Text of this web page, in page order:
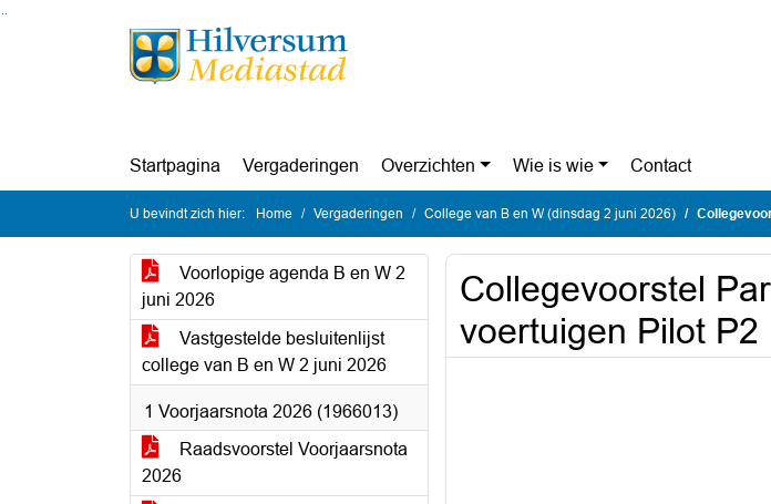
Ga naar de inhoud van deze pagina
Ga naar het zoeken
Ga naar het menu
Startpagina Vergaderingen Overzichten Wie is wie Contact
U bevindt zich hier: Home Vergaderingen College van B en W (dinsdag 2 juni 2026)
Voorlopige agenda B en W 2
juni 2026
Vastgestelde besluitenlijst
college van B en W 2 juni 2026
1 Voorjaarsnota 2026 (1966013)
Raadsvoorstel Voorjaarsnota
2026
Collegevoorstel
voertuigen Pilot P2